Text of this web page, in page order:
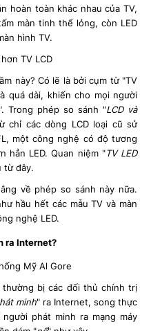
hoàn toàn khác nhau của TV,
màn tinh thể lỏng, còn LED
hình TV.
này? Có lẽ là bởi cụm từ "TV
quá dài, khiến cho mọi người
Trong phép so sánh "LCD và
chỉ các dòng LCD loại cũ sử
một công nghệ có độ tương
hẳn LED. Quan niệm "TV LED
từ đây.
về phép so sánh này nữa.
hầu hết các mẫu TV và màn
nghệ LED.
ra Internet?
bị các đối thủ chính trị
minh" ra Internet, song thực
phát minh ra mạng máy